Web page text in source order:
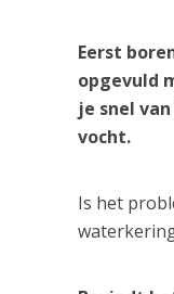
Eerst
opgevuld
je snel
vocht.
Is het